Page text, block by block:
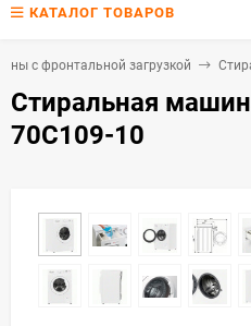
КАТАЛОГ ТОВАРОВ
с фронтальной загрузкой
Стиральная
70С109-10